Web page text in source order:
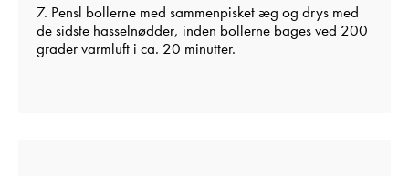
7. Pensl bollerne med sammenpisket æg og drys med
de sidste hasselnødder, inden bollerne bages ved 200
grader varmluft i ca. 20 minutter.